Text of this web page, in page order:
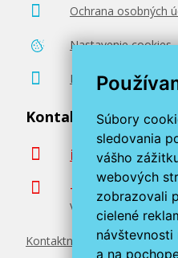
Súbory
sledovania
vášho
webových
zobrazovali
cielené
návštevnosti
a na
HP 131A, HP
Pridať
Ochrana osobných
Nastavenie cookies
Poradenstvo
Kontaktujte nás
+420 377 222
Volajte v pracovné
Kontaktné údaje